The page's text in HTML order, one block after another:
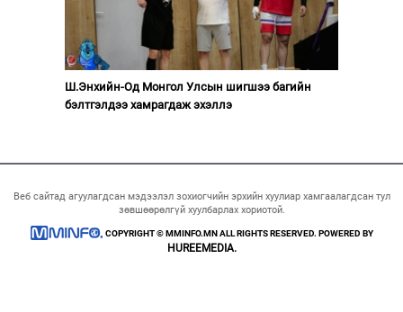
Ш.Энхийн-Од Монгол Улсын шигшээ багийн
бэлтгэлдээ хамрагдаж эхэллэ
Веб сайтад агуулагдсан мэдээлэл зохиогчийн эрхийн хуулиар хамгаалагдсан тул
зөвшөөрөлгүй хуулбарлах хориотой.
COPYRIGHT © MMINFO.MN ALL RIGHTS RESERVED. POWERED BY
HUREEMEDIA.